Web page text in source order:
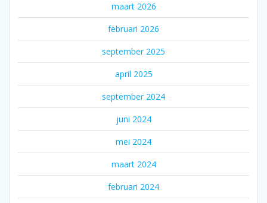
maart 2026
februari 2026
september 2025
april 2025
september 2024
juni 2024
mei 2024
maart 2024
februari 2024